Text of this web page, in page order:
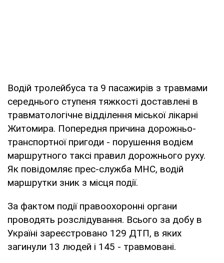
Водій тролейбуса та 9 пасажирів з травмами
середнього ступеня тяжкості доставлені в
травматологічне відділення міської лікарні
Житомира. Попередня причина дорожньо-
транспортної пригоди - порушення водієм
маршрутного таксі правил дорожнього руху.
Як повідомляє прес-служба МНС, водій
маршрутки зник з місця події.
За фактом події правоохоронні органи
проводять розслідування. Всього за добу в
Україні зареєстровано 129 ДТП, в яких
загинули 13 людей і 145 - травмовані.